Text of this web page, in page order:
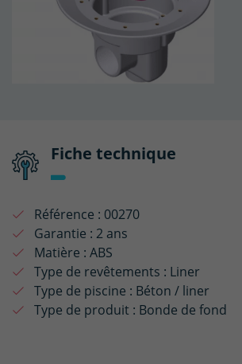
Fiche technique
Référence : 00270
Garantie : 2 ans
Matière : ABS
Type de revêtements : Liner
Type de piscine : Béton / liner
Type de produit : Bonde de fond